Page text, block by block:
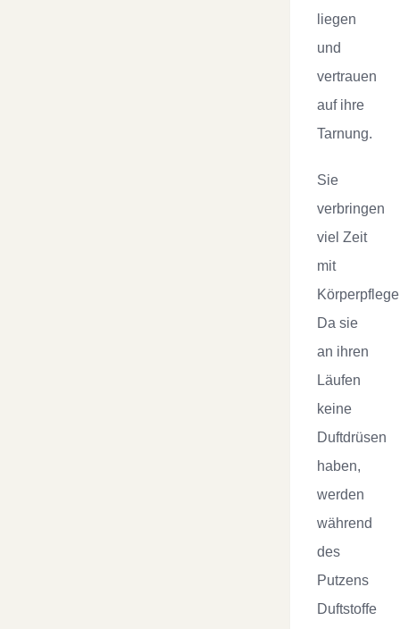
liegen
und
vertrauen
auf ihre
Tarnung.
Sie
verbringen
viel Zeit
mit
Da sie
an ihren
Läufen
keine
Duftdrüsen
haben,
werden
während
des
Putzens
Duftstoffe